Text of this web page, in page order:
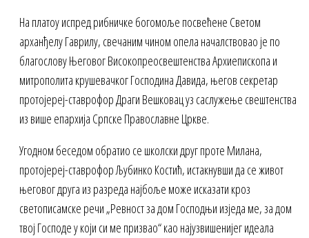
На платоу испред рибничке богомоље посвећене Светом
арханђелу Гаврилу, свечаним чином опела началствовао је по
благослову Његовог Високопреосвештенства Архиепископа и
митрополита крушевачког Господина Давида, његов секретар
протојереј-ставрофор Драги Вешковац уз саслужење свештенства
из више епархија Српске Православне Цркве.
Угодном беседом обратио се школски друг проте Милана,
протојереј-ставрофор Љубинко Костић, истакнувши да се живот
његовог друга из разреда најбоље може исказати кроз
светописамске речи „Ревност за дом Господњи изједа ме, за дом
твој Господе у који си ме призвао“ као најузвишенијег идеала